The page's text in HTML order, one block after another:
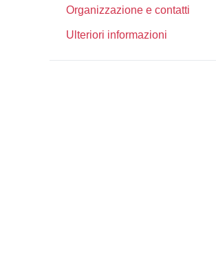
Organizzazione e contatti
Ulteriori informazioni